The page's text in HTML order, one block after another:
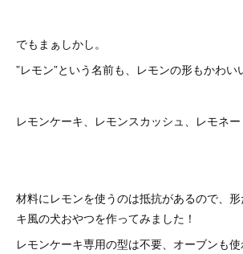
でもまぁしかし。
”レモン”という名前も、レモンの形もかわ
レモンケーキ、レモンスカッシュ、レモネー
材料にレモンを使うのは抵抗があるので、
キ風の犬おやつを作ってみました！
レモンケーキ専用の型は不要、オーブンも